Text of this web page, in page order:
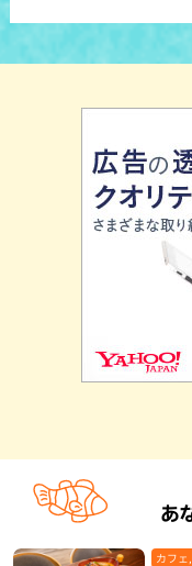
あ
カフェ